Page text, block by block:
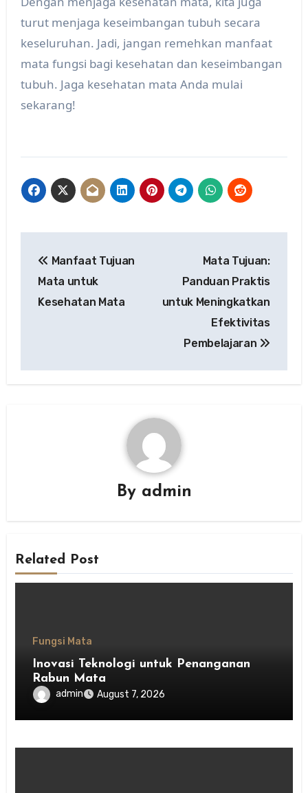
turut menjaga keseimbangan tubuh secara
keseluruhan. Jadi, jangan remehkan manfaat
mata fungsi bagi kesehatan dan keseimbangan
tubuh. Jaga kesehatan mata Anda mulai
sekarang!
navigation
Manfaat Tujuan
Mata untuk
Kesehatan Mata
Mata Tujuan:
Panduan Praktis
untuk Meningkatkan
Efektivitas
Pembelajaran
By admin
Related Post
Fungsi Mata
Inovasi Teknologi untuk Penanganan
Rabun Mata
admin August 7, 2026